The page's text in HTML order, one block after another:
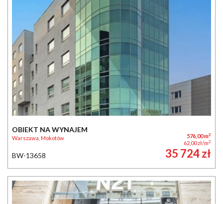
OBIEKT NA WYNAJEM
Warszawa, Mokotów 576,00 m2
62,00 zł/m2
BW-13658 35 724 zł